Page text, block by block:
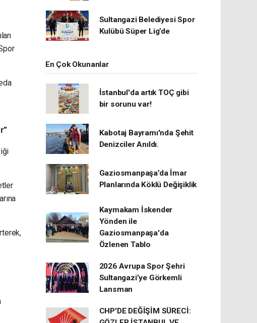
Sultangazi Belediyesi Spor
Kulübü Süper Lig’de
En Çok Okunanlar
İstanbul'da artık TOÇ gibi
bir sorunu var!
Kabotaj Bayramı'nda Şehit
Denizciler Anıldı.
Gaziosmanpaşa’da İmar
Planlarında Köklü Değişiklik
Kaymakam İskender
Yönden ile
Gaziosmanpaşa'da
Özlenen Tablo
2026 Avrupa Spor Şehri
Sultangazi’ye Görkemli
Lansman
CHP'DE DEĞİŞİM SÜRECİ: